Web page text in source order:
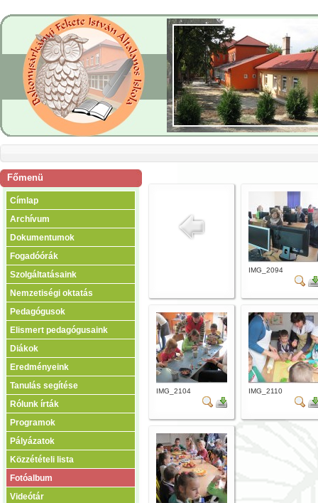
Főmenü
Címlap
Archívum
Dokumentumok
Fogadóórák
Szolgáltatásaink
Nemzetiségi oktatás
Pedagógusok
Elismert pedagógusaink
Diákok
Eredményeink
Tanulás segítése
Rólunk írták
Programok
Pályázatok
Közzétételi lista
Fotóalbum
Videótár
IMG_2094
IMG_2104 IMG_2110